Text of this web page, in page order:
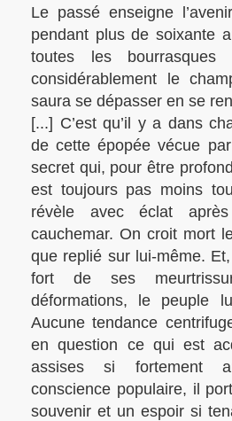
Le passé enseigne
pendant plus de soixante
toutes les
considérablement le
saura se dépasser en se
[...] C’est qu’il y a dans
de cette épopée vécue
secret qui, pour être
est toujours pas moins
révèle avec éclat
cauchemar. On croit mort
que replié sur lui-même.
fort de ses
déformations, le peuple
Aucune tendance
en question ce qui est
assises si fortement
conscience populaire, il
souvenir et un espoir si